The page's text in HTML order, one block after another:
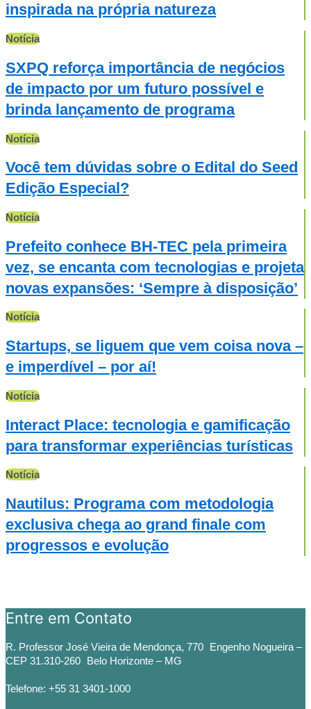
inspirada na própria natureza
Notícia
SXPQ reforça importância de negócios
de impacto por um futuro possível e
brinda lançamento de programa
Notícia
Você tem dúvidas sobre o Edital do Seed
Edição Especial?
Notícia
Prefeito conhece BH-TEC pela primeira
vez, se encanta com tecnologias e projeta
novas expansões: ‘Sempre à disposição’
Notícia
Startups, se liguem que vem coisa nova –
e imperdível – por aí!
Notícia
Interact Place: tecnologia e gamificação
para transformar experiências turísticas
Notícia
Nautilus: Programa com metodologia
exclusiva chega ao grand finale com
progressos e evolução
Entre em Contato
R. Professor José Vieira de Mendonça, 770 Engenho Nogueira –
CEP 31.310-260 Belo Horizonte – MG
Telefone: +55 31 3401-1000